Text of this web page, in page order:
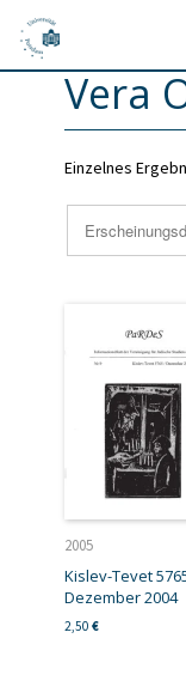
Vera
Einzelnes
2005
Kislev-Tevet
Dezember 2004
2,50 €